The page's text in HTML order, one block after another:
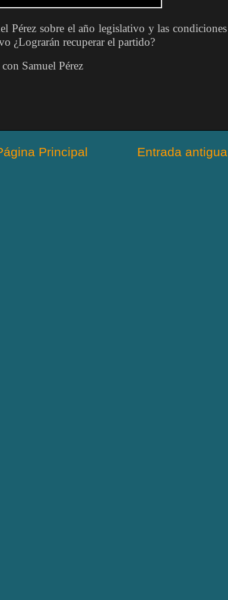
Pérez sobre el año legislativo y las condiciones
¿Lograrán recuperar el partido?
Samuel Pérez
Entrada antigua
Principal